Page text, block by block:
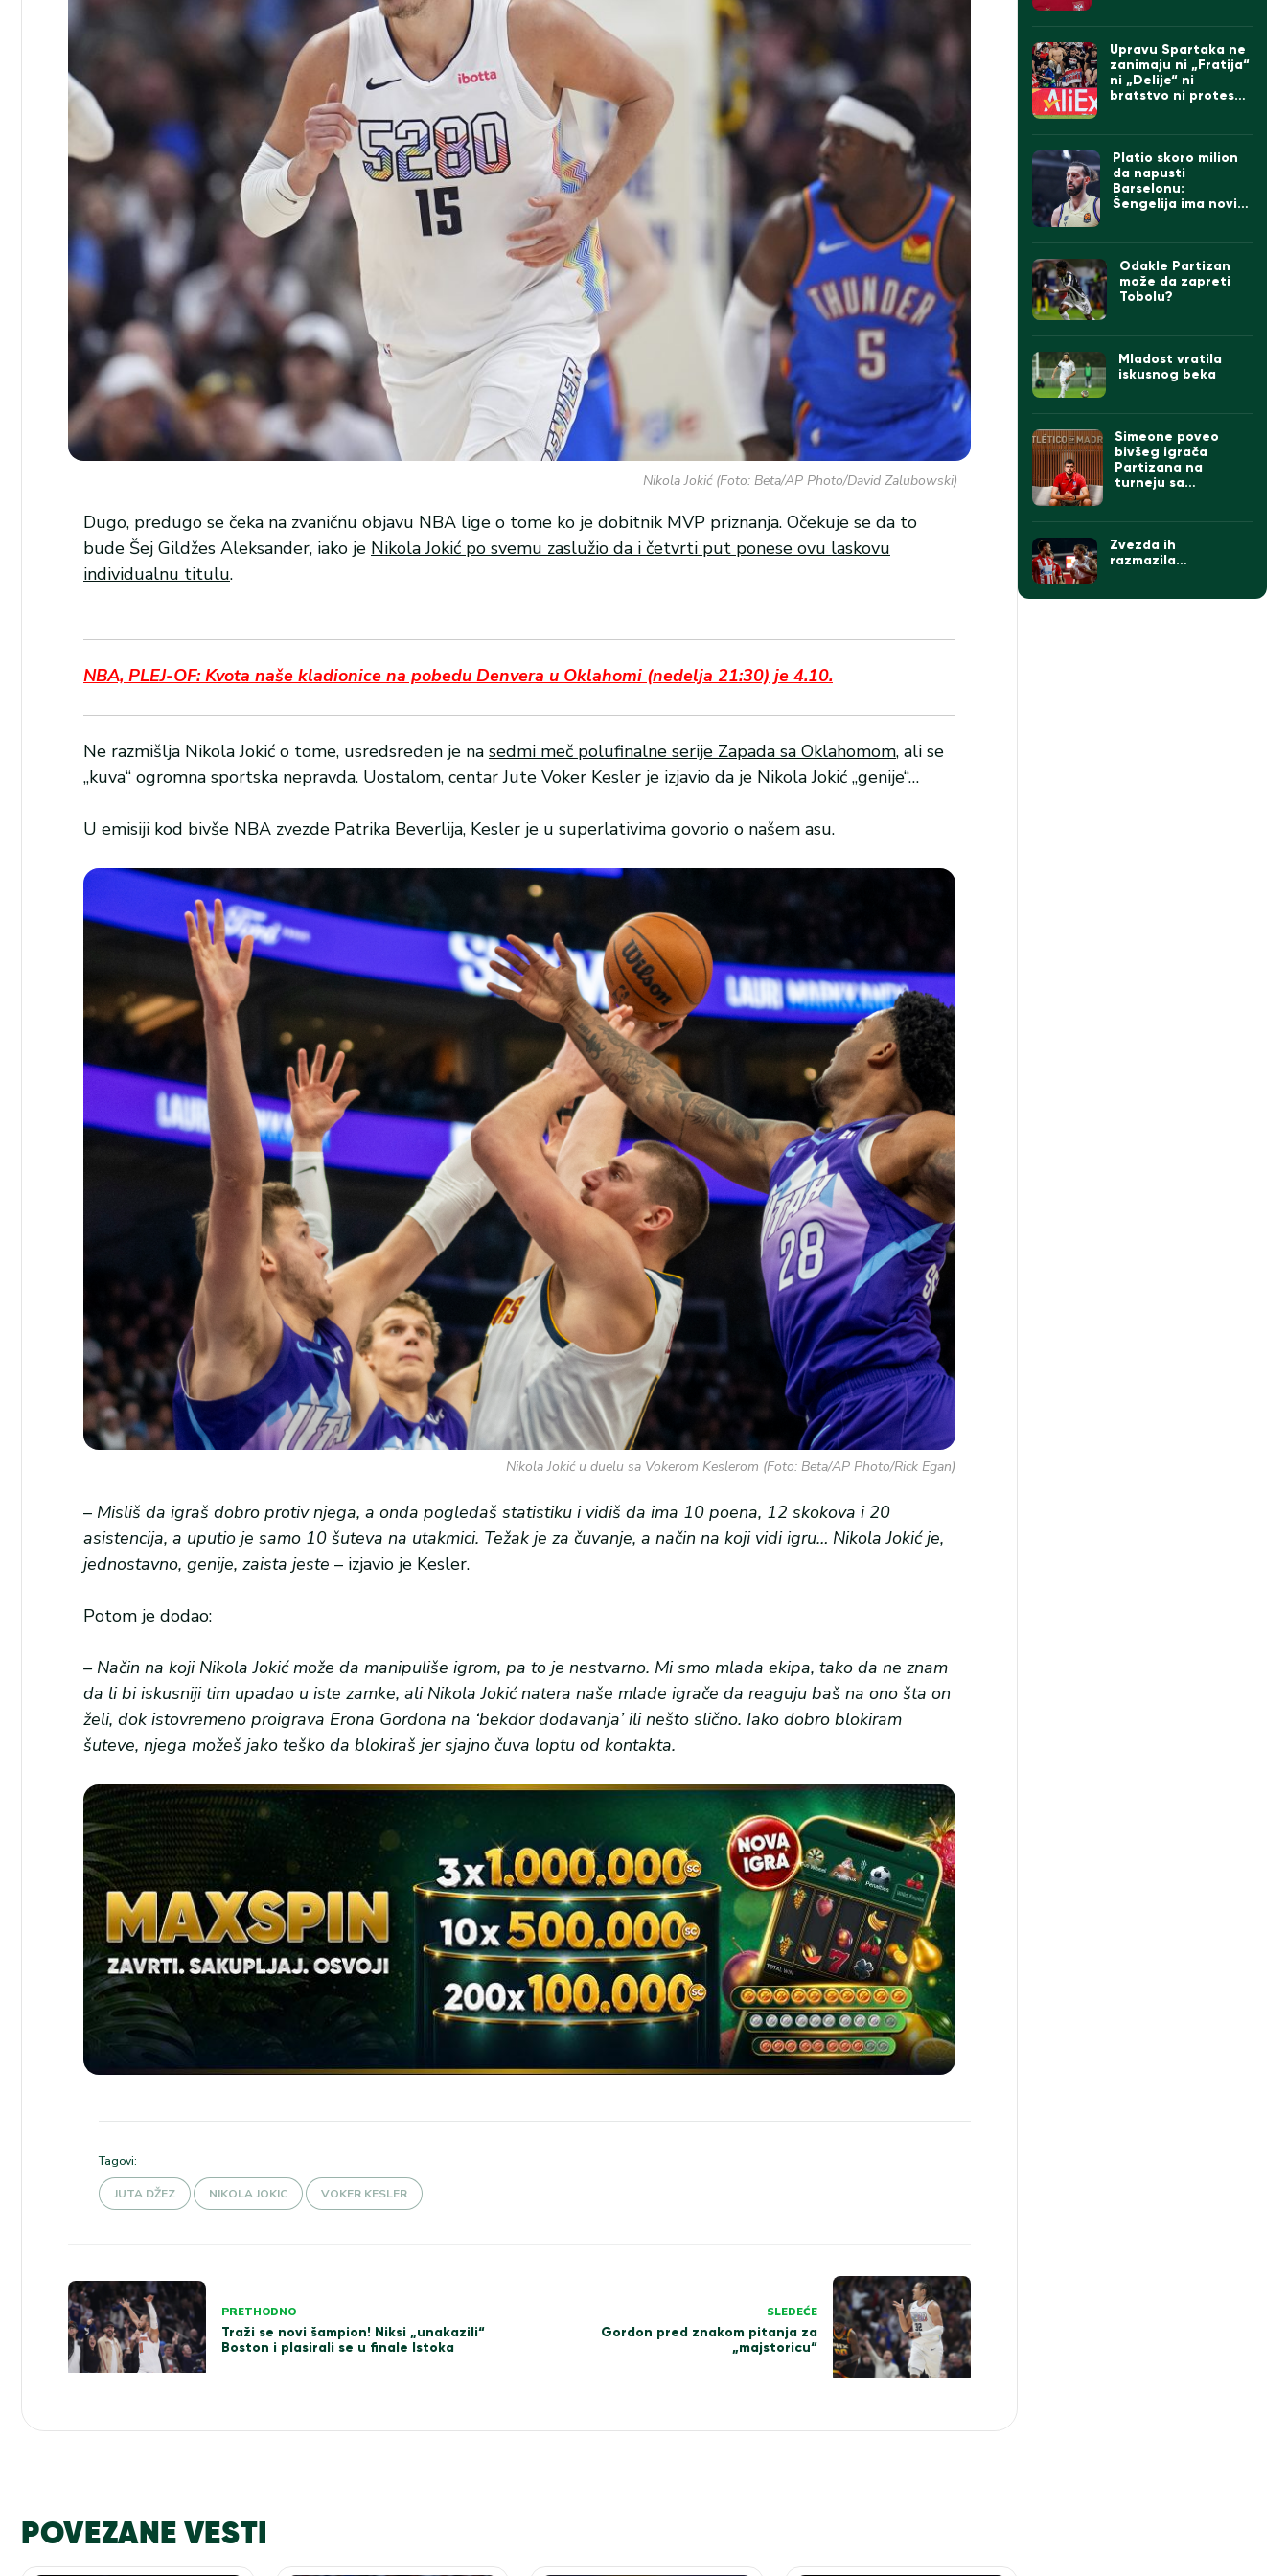
Nikola Jokić (Foto: Beta/AP Photo/David Zalubowski)
Dugo, predugo se čeka na zvaničnu objavu NBA lige o tome ko je dobitnik MVP priznanja. Očekuje se da to
bude Šej Gildžes Aleksander, iako je Nikola Jokić po svemu zaslužio da i četvrti put ponese ovu laskovu
individualnu titulu.
NBA, PLEJ-OF: Kvota naše kladionice na pobedu Denvera u Oklahomi (nedelja 21:30) je 4.10.
Ne razmišlja Nikola Jokić o tome, usredsređen je na sedmi meč polufinalne serije Zapada sa Oklahomom, ali se
„kuva“ ogromna sportska nepravda. Uostalom, centar Jute Voker Kesler je izjavio da je Nikola Jokić „genije“…
U emisiji kod bivše NBA zvezde Patrika Beverlija, Kesler je u superlativima govorio o našem asu.
Nikola Jokić u duelu sa Vokerom Keslerom (Foto: Beta/AP Photo/Rick Egan)
– Misliš da igraš dobro protiv njega, a onda pogledaš statistiku i vidiš da ima 10 poena, 12 skokova i 20
asistencija, a uputio je samo 10 šuteva na utakmici. Težak je za čuvanje, a način na koji vidi igru… Nikola Jokić je,
jednostavno, genije, zaista jeste – izjavio je Kesler.
Potom je dodao:
– Način na koji Nikola Jokić može da manipuliše igrom, pa to je nestvarno. Mi smo mlada ekipa, tako da ne znam
da li bi iskusniji tim upadao u iste zamke, ali Nikola Jokić natera naše mlade igrače da reaguju baš na ono šta on
želi, dok istovremeno proigrava Erona Gordona na ‘bekdor dodavanja’ ili nešto slično. Iako dobro blokiram
šuteve, njega možeš jako teško da blokiraš jer sjajno čuva loptu od kontakta.
Tagovi:
JUTA DŽEZ NIKOLA JOKIC VOKER KESLER
Kretanje
članka
PRETHODNO
Traži se novi šampion! Niksi „unakazili“
Boston i plasirali se u finale Istoka
SLEDEĆE
Gordon pred znakom pitanja za
„majstoricu“
POVEZANE VESTI
Upravu Spartaka ne
zanimaju ni „Fratija“
ni „Delije“ ni
bratstvo ni protesti:
(FOTO)
Platio skoro milion
da napusti
Barselonu:
Šengelija ima novi
Odakle Partizan
može da zapreti
Tobolu?
Mladost vratila
iskusnog beka
Simeone poveo
bivšeg igrača
Partizana na
turneju sa
Zvezda ih
razmazila…